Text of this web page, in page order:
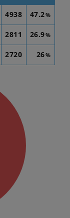
4938 47.2%
2811 26.9%
2720 26%